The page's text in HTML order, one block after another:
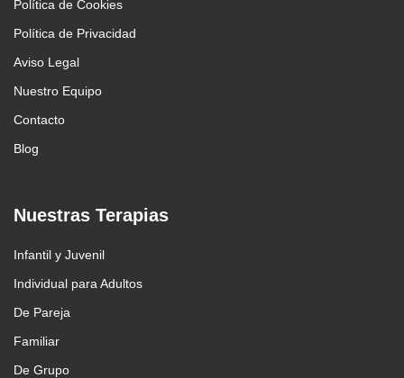
Política de Cookies
Política de Privacidad
Aviso Legal
Nuestro Equipo
Contacto
Blog
Nuestras Terapias
Infantil y Juvenil
Individual para Adultos
De Pareja
Familiar
De Grupo